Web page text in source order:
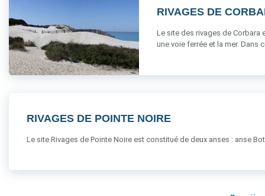
RIVAGES DE
Le site des rivages de Corbara
une voie ferrée et la mer. Dans
RIVAGES DE POINTE NOIRE
Le site Rivages de Pointe Noire est constitué de deux anses : anse